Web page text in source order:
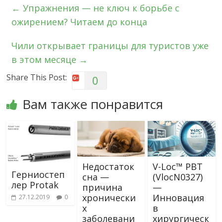
← Упражнения — не ключ к борьбе с
ожирением? Читаем до конца
Чили открывает границы для туристов уже
в этом месяце →
Share This Post: 0
Вам также понравится
Герниостеп
лер Protak
27.12.2019 0
Недостаток
сна —
причина
хронически
х
заболевани
V-Loc™ PBT
(VlocN0327)
—
Инновация
в
хирургическ